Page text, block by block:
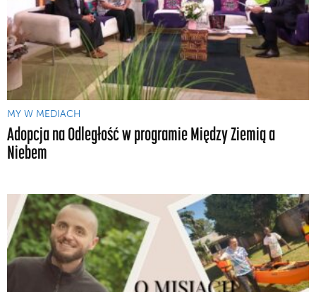
MY W MEDIACH
Adopcja na Odległość w programie Między Ziemią a
Niebem